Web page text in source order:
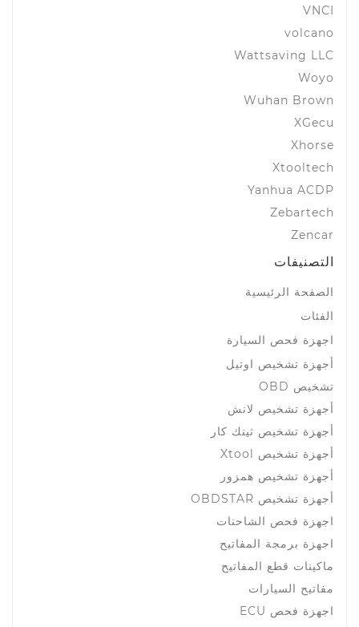
VNCI
volcano
Wattsaving LLC
Woyo
Wuhan Brown
XGecu
Xhorse
Xtooltech
Yanhua ACDP
Zebartech
Zencar
التصنيفات
الصفحة الرئيسية
الفئات
اجهزة فحص السيارة
أجهزة تشخيص اوتيل
تشخيص OBD
أجهزة تشخيص لانش
أجهزة تشخيص ثينك كار
أجهزة تشخيص Xtool
أجهزة تشخيص همزور
أجهزة تشخيص OBDSTAR
اجهزة فحص الشاحنات
اجهزة برمجة المفاتيح
ماكينات قطع المفاتيح
مفاتيح السيارات
اجهزة فحص ECU